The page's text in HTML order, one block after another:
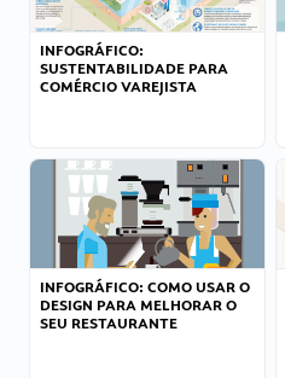
INFOGRÁFICO:
SUSTENTABILIDADE PARA
COMÉRCIO VAREJISTA
INFOGRÁFICO: COMO USAR O
DESIGN PARA MELHORAR O
SEU RESTAURANTE